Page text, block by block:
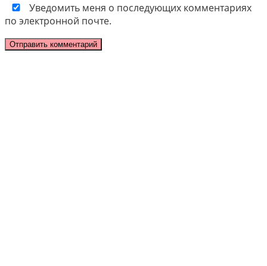
Уведомить меня о последующих комментариях
по электронной почте.